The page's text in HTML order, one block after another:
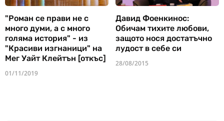
"Роман се прави не с
много думи, а с много
голяма история" - из
"Красиви изгнаници" на
Мег Уайт Клейтън [откъс]
01/11/2019
Давид Фоенкинос:
Обичам тихите любови,
защото нося достатъчно
лудост в себе си
28/08/2015